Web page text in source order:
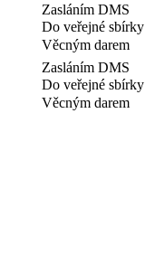
Zasláním DMS
Do veřejné sbírky
Věcným darem
Zasláním DMS
Do veřejné sbírky
Věcným darem